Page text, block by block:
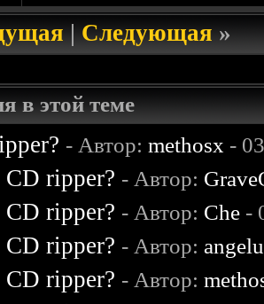
|Следующая»
в этой теме
- Автор:methosx -
ripper? - Автор:
ripper? - Автор: Che -
ripper? - Автор:
ripper? - Автор: